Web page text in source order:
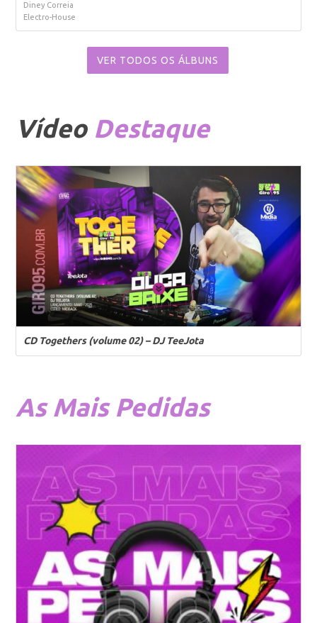
Diney Correia
Electro-House
VER TODOS OS ÁLBUNS
Vídeo Destaque
CD Togethers (volume 02) – DJ TeeJota
AsMais Pedidas